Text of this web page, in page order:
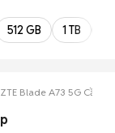
512 GB 1 TB
ZTE Blade A73 5G Cần